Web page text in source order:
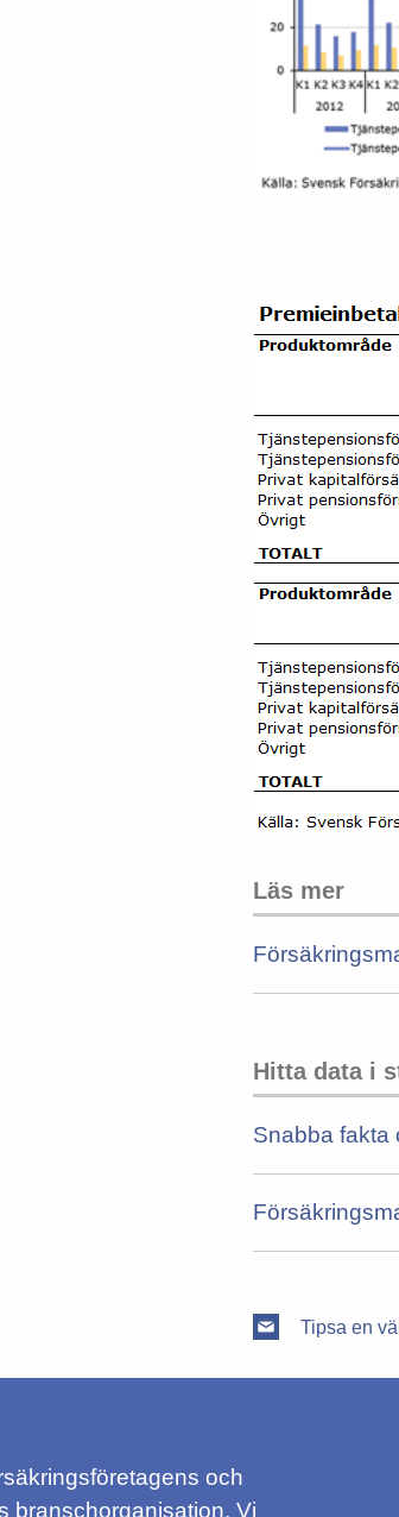
Läs mer
Hitta data i
Snabba fakta
Tipsa en
och
branschorganisation. Vi